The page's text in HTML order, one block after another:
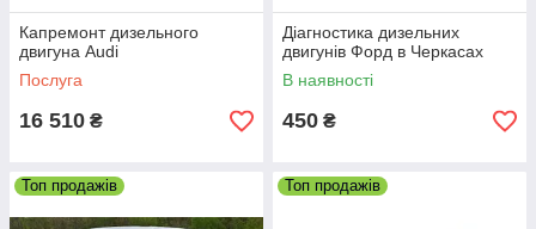
Наші переваги:
1
До будь-якої задачі ми підходимо
комплексно, враховуючі всі побажання
2
Всі інструменти, запчастини та комплектуючі
завжди є а наявності, тому роботи
Капремонт дизельного
двигуна Audi
Послуга
16 510 ₴
Діагностика дизельних
двигунів Форд в Черкасах
В наявності
450 ₴
Топ продажів Топ продажів